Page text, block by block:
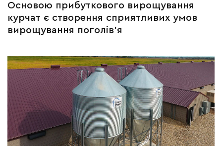
Основою прибуткового вирощування
курчат є створення сприятливих умов
вирощування поголів’я